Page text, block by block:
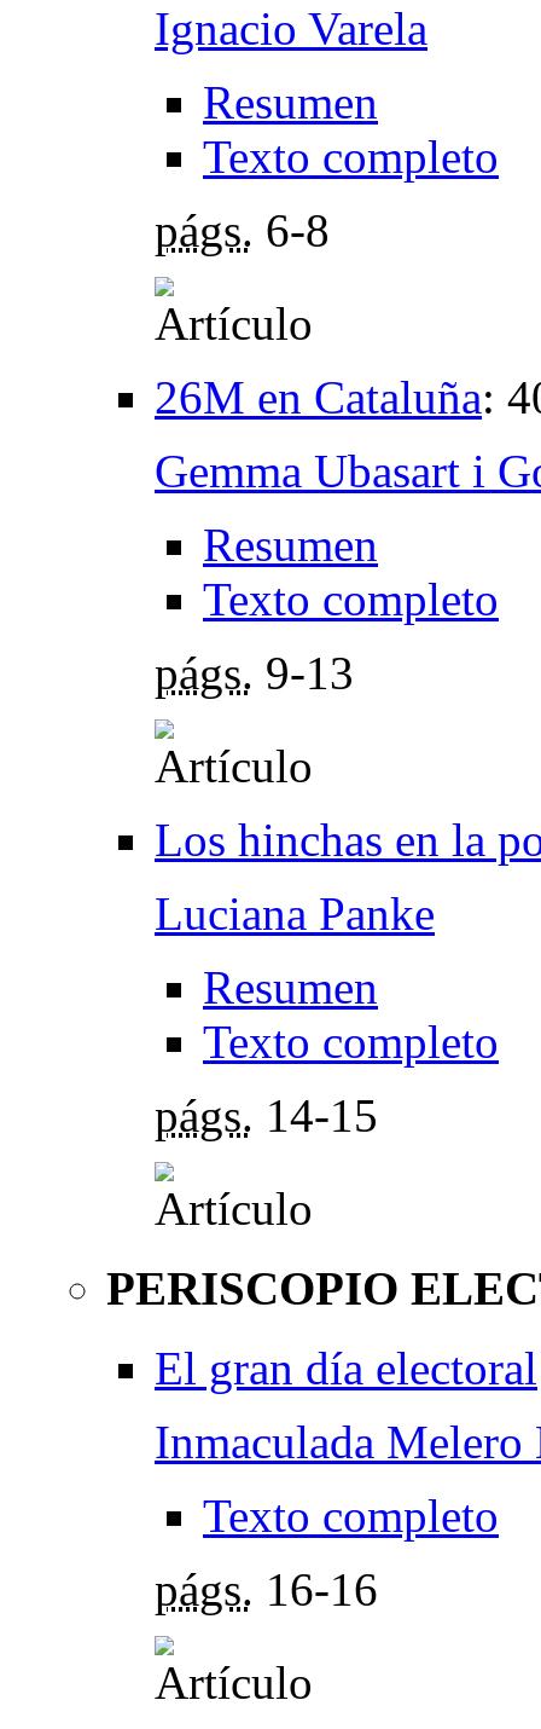
Ignacio Varela
Resumen
Texto completo
págs. 6-8
26M en Cataluña:
Gemma Ubasart i
Resumen
Texto completo
págs. 9-13
Los hinchas en la
Luciana Panke
Resumen
Texto completo
págs. 14-15
PERISCOPIO
El gran día electoral
Inmaculada Melero
Texto completo
págs. 16-16